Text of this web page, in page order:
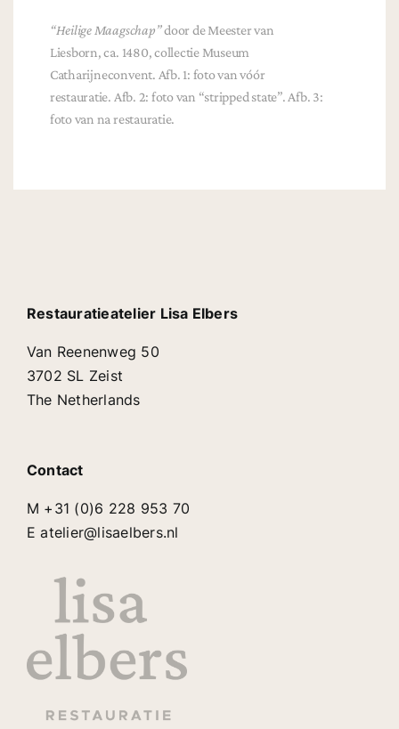
“Heilige Maagschap”door de Meester van
Liesborn, ca. 1480, collectie Museum
Catharijneconvent. Afb. 1: foto van vóór
restauratie. Afb. 2: foto van “stripped state”. Afb. 3:
foto van na restauratie.
Restauratieatelier Lisa Elbers
Van Reenenweg 50
3702 SL Zeist
The Netherlands
Contact
M +31 (0)6 228 953 70
E atelier@lisaelbers.nl